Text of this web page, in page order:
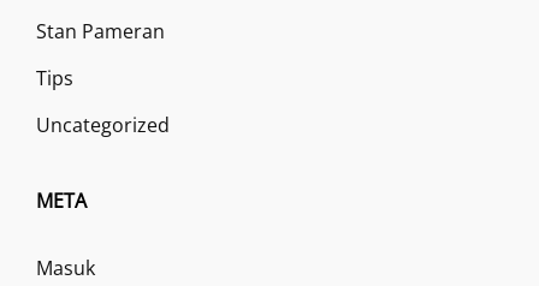
Stan Pameran
Tips
Uncategorized
META
Masuk